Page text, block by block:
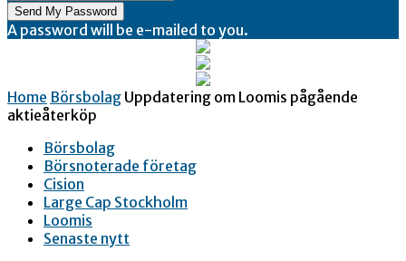
A password will be e-mailed to you.
Home Börsbolag Uppdatering om Loomis pågående
aktieåterköp
Börsbolag
Börsnoterade företag
Cision
Large Cap Stockholm
Loomis
Senaste nytt